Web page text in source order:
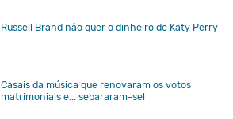
Russell Brand não quer o dinheiro de Katy Perry
Casais da música que renovaram os votos
matrimoniais e... separaram-se!